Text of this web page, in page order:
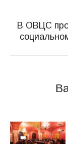
В ОВЦС